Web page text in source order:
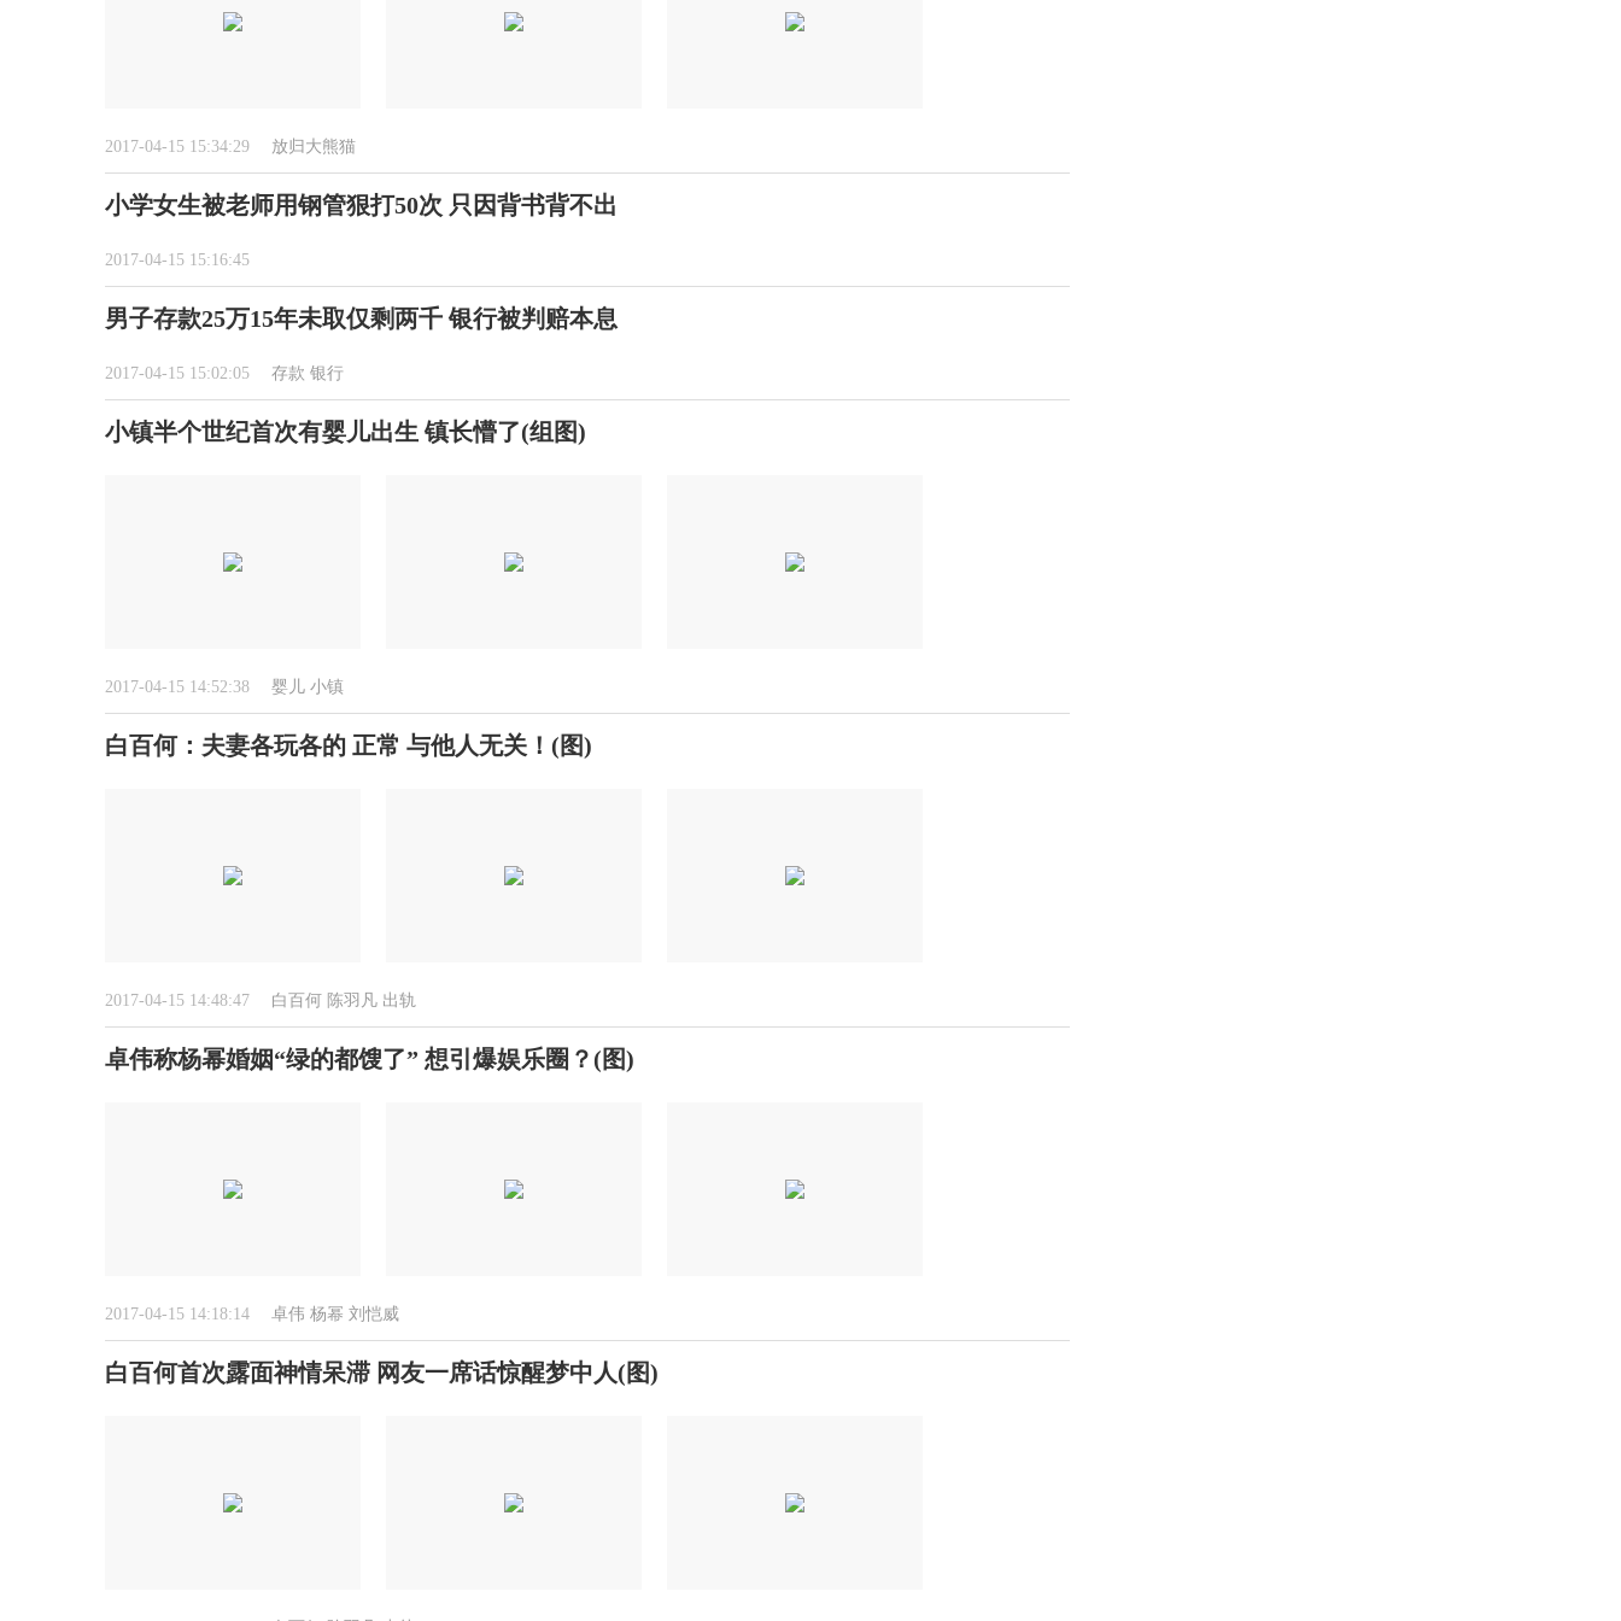
2017-04-15 15:34:29 放归大熊猫
小学女生被老师用钢管狠打50次 只因背书背不出
2017-04-15 15:16:45
男子存款25万15年未取仅剩两千 银行被判赔本息
2017-04-15 15:02:05 存款 银行
小镇半个世纪首次有婴儿出生 镇长懵了(组图)
2017-04-15 14:52:38 婴儿 小镇
白百何：夫妻各玩各的 正常 与他人无关！(图)
2017-04-15 14:48:47 白百何 陈羽凡 出轨
卓伟称杨幂婚姻“绿的都馊了” 想引爆娱乐圈？(图)
2017-04-15 14:18:14 卓伟 杨幂 刘恺威
白百何首次露面神情呆滞 网友一席话惊醒梦中人(图)